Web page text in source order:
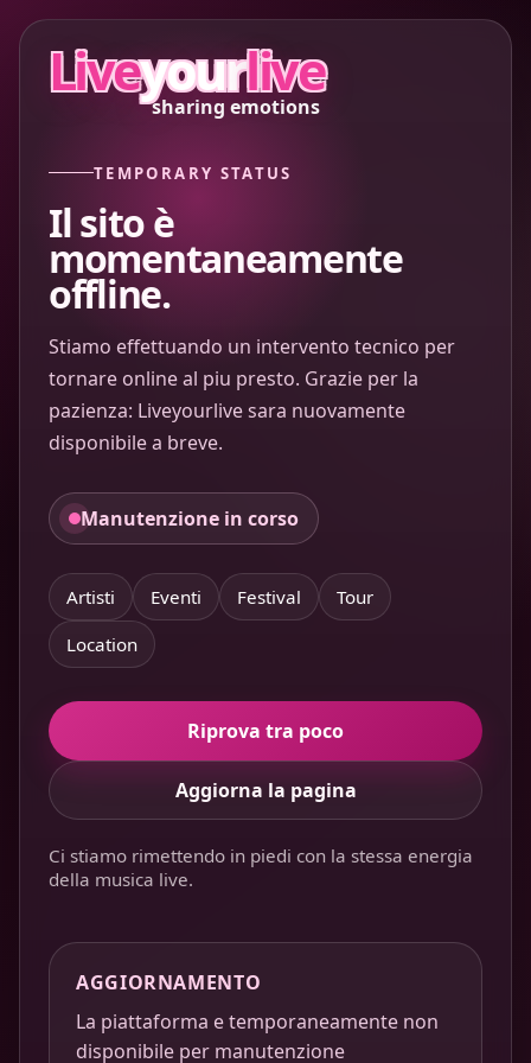
Liveyourlive
sharing emotions
TEMPORARY STATUS
Il sito è
momentaneamente
offline.
Stiamo effettuando un intervento tecnico per
tornare online al piu presto. Grazie per la
pazienza: Liveyourlive sara nuovamente
disponibile a breve.
Manutenzione in corso
Artisti Eventi Festival
Tour
Location
Riprova tra poco
Aggiorna la pagina
Ci stiamo rimettendo in piedi con la stessa energia
della musica live.
AGGIORNAMENTO
La piattaforma e temporaneamente non
disponibile per manutenzione